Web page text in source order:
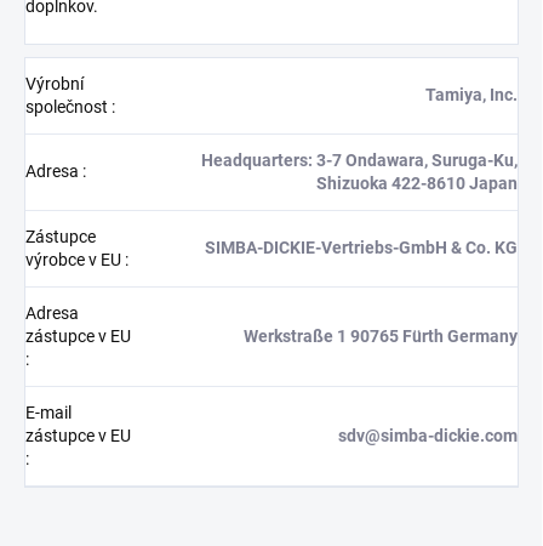
doplnkov.
Výrobní
společnost :
Tamiya, Inc.
Adresa :
Headquarters: 3-7 Ondawara, Suruga-Ku,
Shizuoka 422-8610 Japan
Zástupce
výrobce v EU :
SIMBA-DICKIE-Vertriebs-GmbH & Co. KG
Adresa
zástupce v EU
:
Werkstraße 1 90765 Fürth Germany
E-mail
zástupce v EU
:
sdv@simba-dickie.com